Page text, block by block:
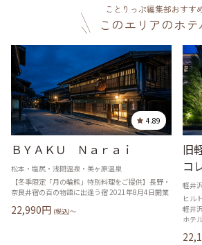
ことりっぷ編集部おすす
このエリアのホ
4.89
ＢＹＡＫＵ Ｎａｒａｉ
松本・塩尻・浅間温泉・美ヶ原温泉
【冬季限定「月の輪熊」特別料理をご提供】長野・
奈良井宿の百の物語に出逢う宿 2021年8月4日開業
22,990円 (税込)〜
旧
コ
軽井
ヒル
軽井
ホテル